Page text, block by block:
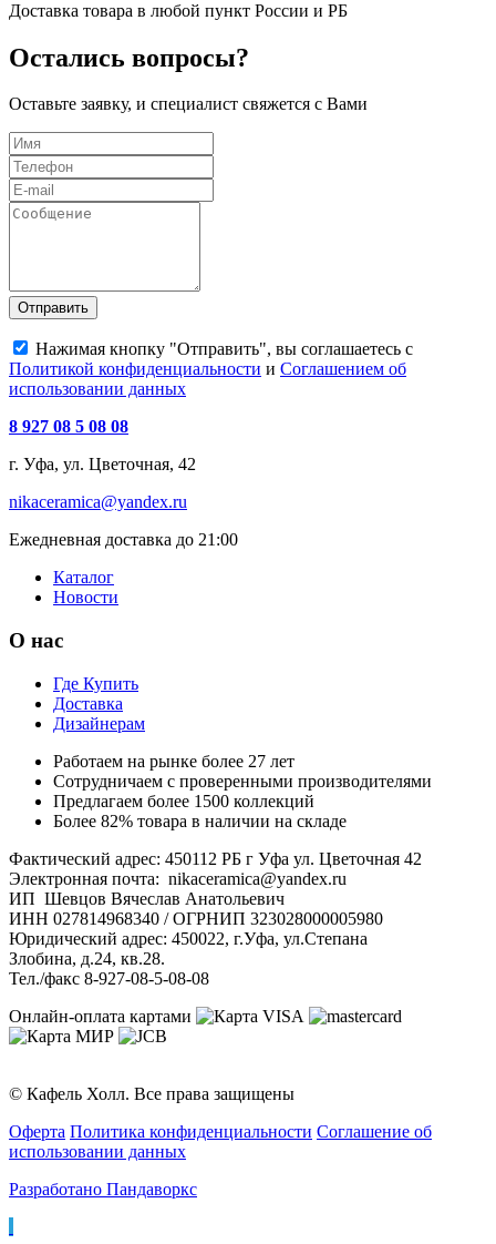
Доставка товара в любой пункт России и РБ
Остались вопросы?
Оставьте заявку, и специалист свяжется с Вами
Отправить
Нажимая кнопку "Отправить", вы соглашаетесь с
Политикой конфиденциальности и Соглашением об
использовании данных
8 927 08 5 08 08
г. Уфа, ул. Цветочная, 42
nikaceramica@yandex.ru
Ежедневная доставка до 21:00
Каталог
Новости
О нас
Где Купить
Доставка
Дизайнерам
Работаем на рынке более 27 лет
Сотрудничаем с проверенными производителями
Предлагаем более 1500 коллекций
Более 82% товара в наличии на складе
Фактический адрес: 450112 РБ г Уфа ул. Цветочная 42
Электронная почта: nikaceramica@yandex.ru
ИП Шевцов Вячеслав Анатольевич
ИНН 027814968340 / ОГРНИП 323028000005980
Юридический адрес: 450022, г.Уфа, ул.Степана
Злобина, д.24, кв.28.
Тел./факс 8-927-08-5-08-08
Онлайн-оплата картами
© Кафель Холл. Все права защищены
Оферта Политика конфиденциальности Соглашение об
использовании данных
Разработано Пандаворкс